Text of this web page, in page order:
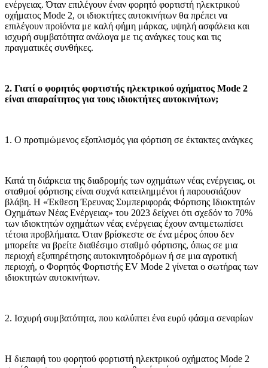
ενέργειας. Όταν επιλέγουν έναν φορητό φορτιστή ηλεκτρικού
οχήματος Mode 2, οι ιδιοκτήτες αυτοκινήτων θα πρέπει να
επιλέγουν προϊόντα με καλή φήμη μάρκας, υψηλή ασφάλεια και
ισχυρή συμβατότητα ανάλογα με τις ανάγκες τους και τις
πραγματικές συνθήκες.
2. Γιατί ο φορητός φορτιστής ηλεκτρικού οχήματος Mode 2
είναι απαραίτητος για τους ιδιοκτήτες αυτοκινήτων;
1. Ο προτιμώμενος εξοπλισμός για φόρτιση σε έκτακτες ανάγκες
Κατά τη διάρκεια της διαδρομής των οχημάτων νέας ενέργειας, οι
σταθμοί φόρτισης είναι συχνά κατειλημμένοι ή παρουσιάζουν
βλάβη. Η «Έκθεση Έρευνας Συμπεριφοράς Φόρτισης Ιδιοκτητών
Οχημάτων Νέας Ενέργειας» του 2023 δείχνει ότι σχεδόν το 70%
των ιδιοκτητών οχημάτων νέας ενέργειας έχουν αντιμετωπίσει
τέτοια προβλήματα. Όταν βρίσκεστε σε ένα μέρος όπου δεν
μπορείτε να βρείτε διαθέσιμο σταθμό φόρτισης, όπως σε μια
περιοχή εξυπηρέτησης αυτοκινητοδρόμων ή σε μια αγροτική
περιοχή, ο Φορητός Φορτιστής EV Mode 2 γίνεται ο σωτήρας των
ιδιοκτητών αυτοκινήτων.
2. Ισχυρή συμβατότητα, που καλύπτει ένα ευρύ φάσμα σεναρίων
Η διεπαφή του φορητού φορτιστή ηλεκτρικού οχήματος Mode 2